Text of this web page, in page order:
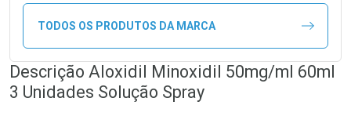
TODOS OS PRODUTOS DA MARCA
Descrição Aloxidil Minoxidil 50mg/ml 60ml
3 Unidades Solução Spray